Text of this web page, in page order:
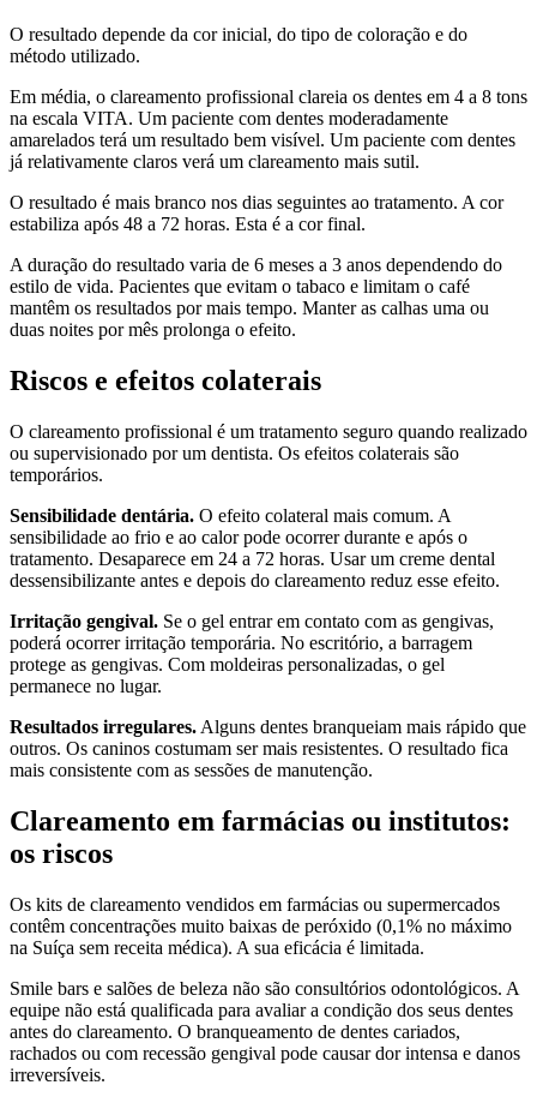
O resultado depende da cor inicial, do tipo de coloração e do
método utilizado.
Em média, o clareamento profissional clareia os dentes em 4 a 8 tons
na escala VITA. Um paciente com dentes moderadamente
amarelados terá um resultado bem visível. Um paciente com dentes
já relativamente claros verá um clareamento mais sutil.
O resultado é mais branco nos dias seguintes ao tratamento. A cor
estabiliza após 48 a 72 horas. Esta é a cor final.
A duração do resultado varia de 6 meses a 3 anos dependendo do
estilo de vida. Pacientes que evitam o tabaco e limitam o café
mantêm os resultados por mais tempo. Manter as calhas uma ou
duas noites por mês prolonga o efeito.
Riscos e efeitos colaterais
O clareamento profissional é um tratamento seguro quando realizado
ou supervisionado por um dentista. Os efeitos colaterais são
temporários.
Sensibilidade dentária. O efeito colateral mais comum. A
sensibilidade ao frio e ao calor pode ocorrer durante e após o
tratamento. Desaparece em 24 a 72 horas. Usar um creme dental
dessensibilizante antes e depois do clareamento reduz esse efeito.
Irritação gengival. Se o gel entrar em contato com as gengivas,
poderá ocorrer irritação temporária. No escritório, a barragem
protege as gengivas. Com moldeiras personalizadas, o gel
permanece no lugar.
Resultados irregulares. Alguns dentes branqueiam mais rápido que
outros. Os caninos costumam ser mais resistentes. O resultado fica
mais consistente com as sessões de manutenção.
Clareamento em farmácias ou institutos:
os riscos
Os kits de clareamento vendidos em farmácias ou supermercados
contêm concentrações muito baixas de peróxido (0,1% no máximo
na Suíça sem receita médica). A sua eficácia é limitada.
Smile bars e salões de beleza não são consultórios odontológicos. A
equipe não está qualificada para avaliar a condição dos seus dentes
antes do clareamento. O branqueamento de dentes cariados,
rachados ou com recessão gengival pode causar dor intensa e danos
irreversíveis.